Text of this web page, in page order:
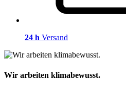
24 h Versand
Wir arbeiten klimabewusst.